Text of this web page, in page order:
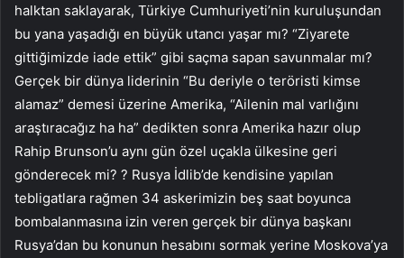
halktan saklayarak, Türkiye Cumhuriyeti’nin kuruluşundan
bu yana yaşadığı en büyük utancı yaşar mı? “Ziyarete
gittiğimizde iade ettik” gibi saçma sapan savunmalar mı?
Gerçek bir dünya liderinin “Bu deriyle o teröristi kimse
alamaz” demesi üzerine Amerika, “Ailenin mal varlığını
araştıracağız ha ha” dedikten sonra Amerika hazır olup
Rahip Brunson’u aynı gün özel uçakla ülkesine geri
gönderecek mi? ? Rusya İdlib’de kendisine yapılan
tebligatlara rağmen 34 askerimizin beş saat boyunca
bombalanmasına izin veren gerçek bir dünya başkanı
Rusya’dan bu konunun hesabını sormak yerine Moskova’ya